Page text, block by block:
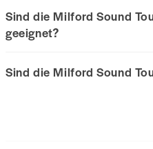
Sind die Milford Sound
geeignet?
Sind die Milford Sound